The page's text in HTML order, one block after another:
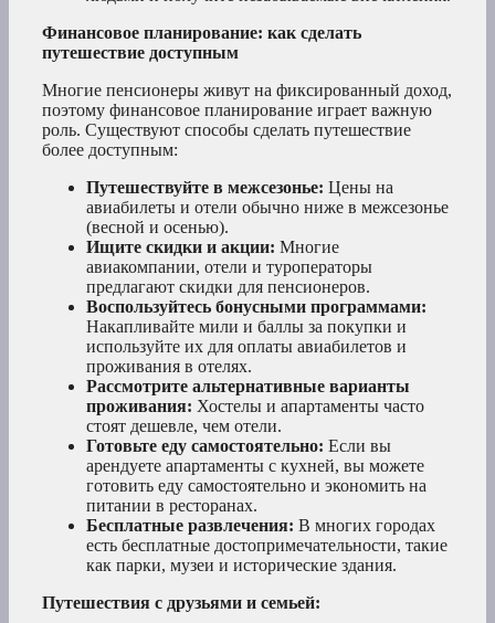
Финансовое планирование: как сделать
путешествие доступным
Многие пенсионеры живут на фиксированный доход,
поэтому финансовое планирование играет важную
роль. Существуют способы сделать путешествие
более доступным:
Путешествуйте в межсезонье: Цены на
авиабилеты и отели обычно ниже в межсезонье
(весной и осенью).
Ищите скидки и акции: Многие
авиакомпании, отели и туроператоры
предлагают скидки для пенсионеров.
Воспользуйтесь бонусными программами:
Накапливайте мили и баллы за покупки и
используйте их для оплаты авиабилетов и
проживания в отелях.
Рассмотрите альтернативные варианты
проживания: Хостелы и апартаменты часто
стоят дешевле, чем отели.
Готовьте еду самостоятельно: Если вы
арендуете апартаменты с кухней, вы можете
готовить еду самостоятельно и экономить на
питании в ресторанах.
Бесплатные развлечения: В многих городах
есть бесплатные достопримечательности, такие
как парки, музеи и исторические здания.
Путешествия с друзьями и семьей: